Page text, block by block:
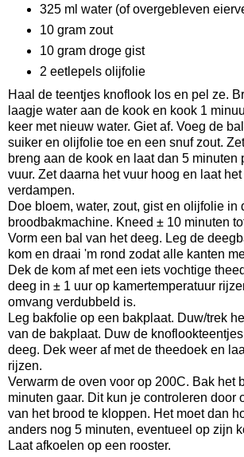
325 ml water (of overgebleven
10 gram zout
10 gram droge gist
2 eetlepels olijfolie
Haal de teentjes knoflook los en pel ze.
laagje water aan de kook en kook 1
keer met nieuw water. Giet af. Voeg de
suiker en olijfolie toe en een snuf zout.
breng aan de kook en laat dan 5 minuten
vuur. Zet daarna het vuur hoog en laat het
verdampen.
Doe bloem, water, zout, gist en olijfolie in
broodbakmachine. Kneed ± 10 minuten
Vorm een bal van het deeg. Leg de
kom en draai 'm rond zodat alle kanten
Dek de kom af met een iets vochtige
deeg in ± 1 uur op kamertemperatuur
omvang verdubbeld is.
Leg bakfolie op een bakplaat. Duw/trek
van de bakplaat. Duw de
deeg. Dek weer af met de theedoek en
rijzen.
Verwarm de oven voor op 200C. Bak het
minuten gaar. Dit kun je controleren door
van het brood te kloppen. Het moet dan
anders nog 5 minuten, eventueel op zijn
Laat afkoelen op een rooster.